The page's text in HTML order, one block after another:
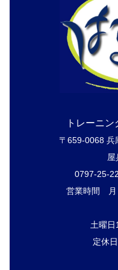
トレーニ
〒659-0068 兵
屋
0797-25-
営業時間 月
土曜
定休